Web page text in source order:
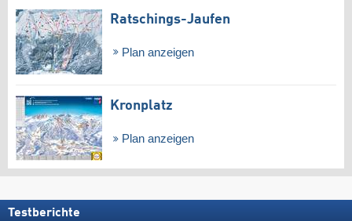
Ratschings-Jaufen
Plan anzeigen
Kronplatz
Plan anzeigen
Testberichte